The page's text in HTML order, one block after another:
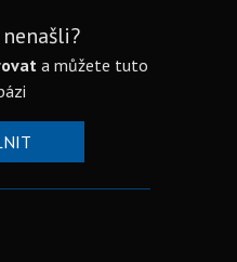
a můžete tuto